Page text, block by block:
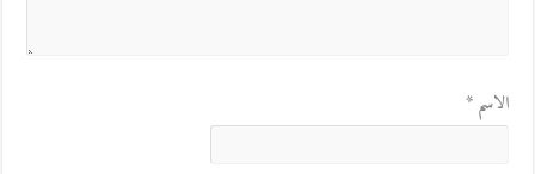
الاسم*